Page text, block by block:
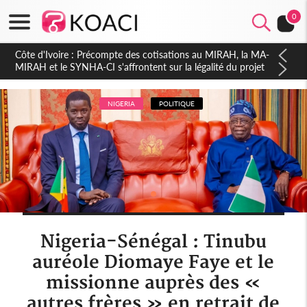
0
Côte d'Ivoire : Indépendance 2026, Thiam plaide pour un
environnement démocratique plus apaisé
NIGERIA POLITIQUE
Nigeria-Sénégal : Tinubu
auréole Diomaye Faye et le
missionne auprès des «